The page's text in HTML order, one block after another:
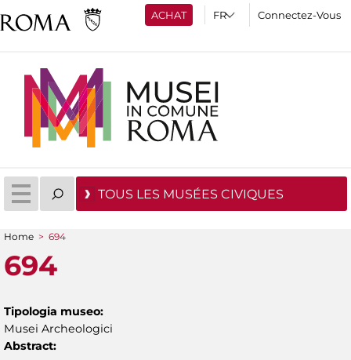
ACHAT Connectez-Vous
TOUS LES MUSÉES CIVIQUES
You are here
Home > 694
694
Tipologia museo:
Musei Archeologici
Abstract: